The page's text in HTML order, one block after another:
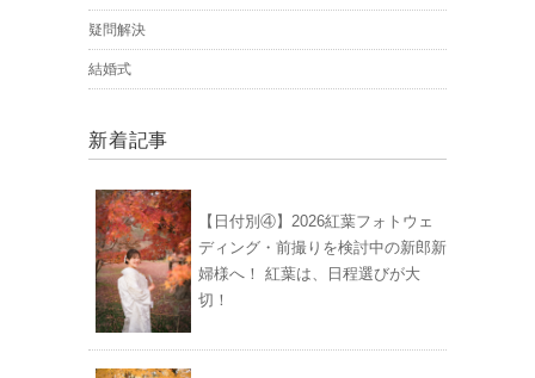
疑問解決
結婚式
新着記事
【日付別④】2026紅葉フォトウェ
ディング・前撮りを検討中の新郎新
婦様へ！ 紅葉は、日程選びが大
切！